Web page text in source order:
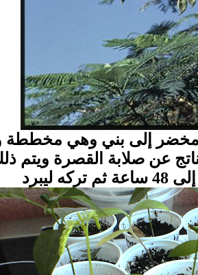
مخضر إلى بني وهي
عن صلابة القصرة